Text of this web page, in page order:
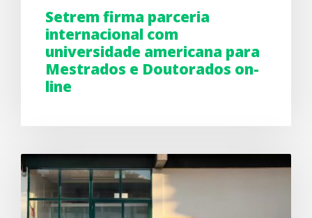
Setrem firma parceria
internacional com
universidade americana para
Mestrados e Doutorados on-
line